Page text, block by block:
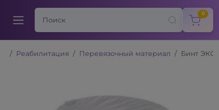
0
Реабилитация Перевязочный материал Бинт ЭКО